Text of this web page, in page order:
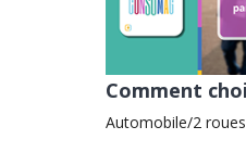
Automobile/2 roues